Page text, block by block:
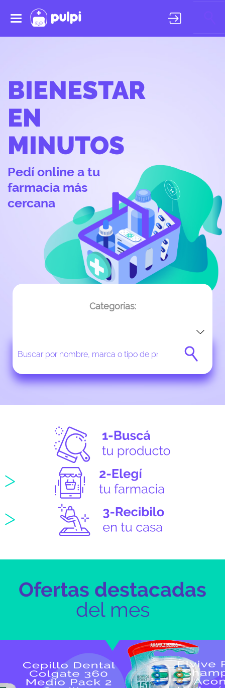
Toggle
navigation
BIENESTAR
EN
MINUTOS
Pedí online a tu
farmacia más
cercana
Categorías:
Ofertas destacadas
del mes